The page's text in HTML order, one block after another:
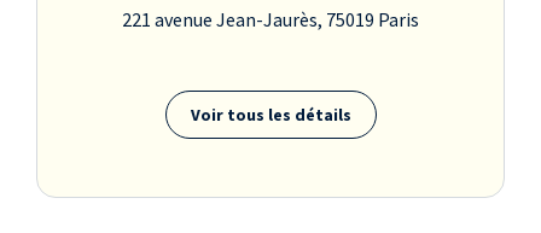
221 avenue Jean-Jaurès, 75019 Paris
Voir tous les détails